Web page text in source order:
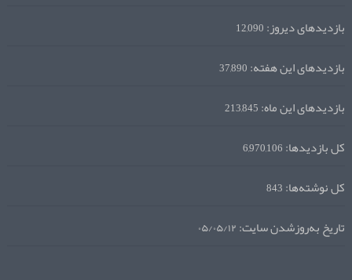
بازدیدهای دیروز:12,090
بازدیدهای این هفته:37,890
بازدیدهای این ماه:213,845
کل بازدیدها:6,970,106
کل نوشته‌ها:843
تاریخ به‌روزشدن سایت:۰۵/۰۵/۱۲